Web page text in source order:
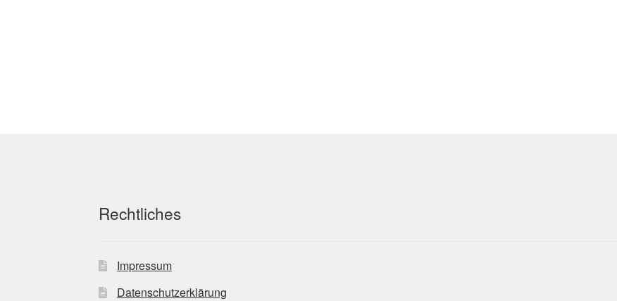
Rechtliches
Impressum
Datenschutzerklärung